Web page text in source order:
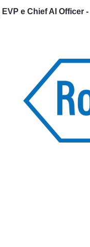
EVP e Chief AI Officer